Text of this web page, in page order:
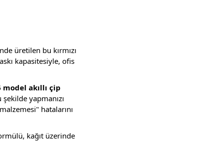
üretilen bu kırmızı
kapasitesiyle, ofis
model akıllı çip
yapmanızı
hatalarını
kağıt üzerinde